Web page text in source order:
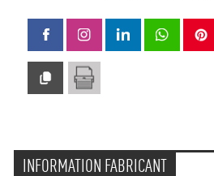
INFORMATION FABRICANT